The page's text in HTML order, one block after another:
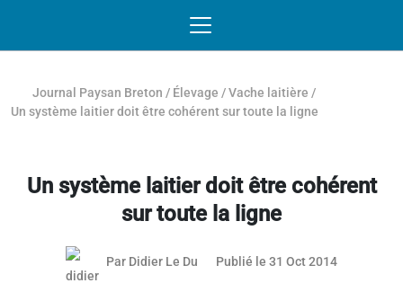
Journal Paysan Breton / Élevage /Vache laitière /
Un système laitier doit être cohérent sur toute la ligne
Un système laitier doit être cohérent
sur toute la ligne
Par Didier Le Du Publié le 31 Oct 201403 mai